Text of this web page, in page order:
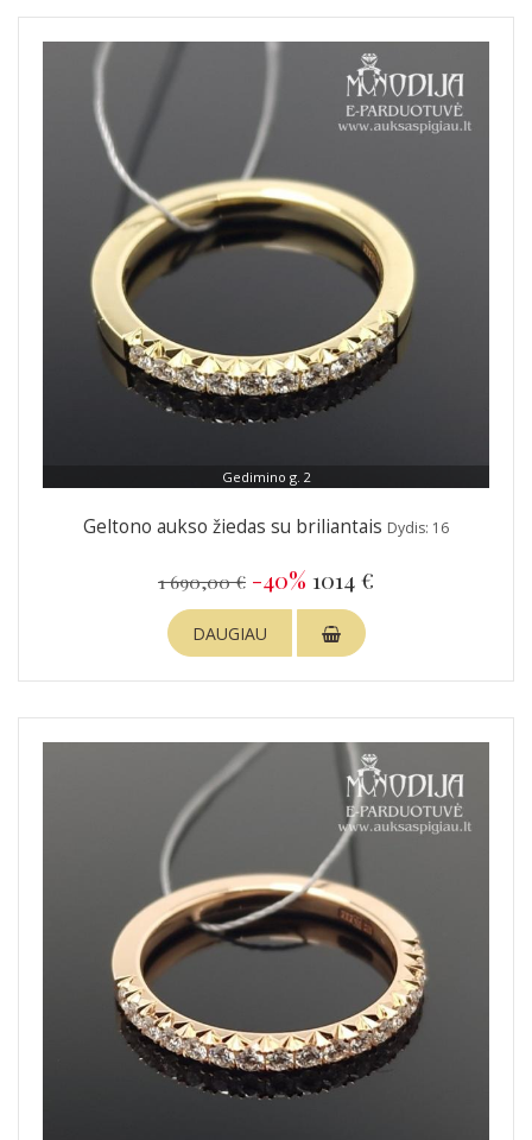
Gedimino g. 2
Geltono aukso žiedas su briliantais Dydis: 16
1 690,00 € -40% 1014 €
DAUGIAU